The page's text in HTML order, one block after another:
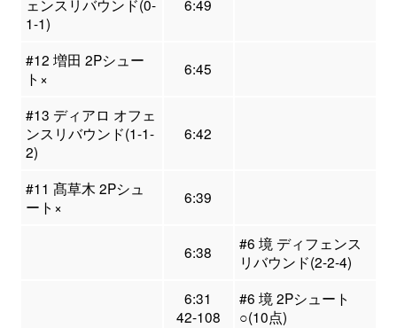
ェンスリバウンド(0-
1-1)
6:49
#12 増田 2Pシュー
ト×
6:45
#13 ディアロ オフェ
ンスリバウンド(1-1-
2)
6:42
#11 髙草木 2Pシュ
ート×
6:39
6:38
#6 境 ディフェンス
リバウンド(2-2-4)
6:31
42-108
#6 境 2Pシュート
○(10点)